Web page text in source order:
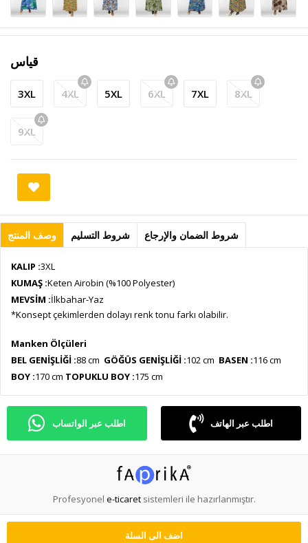
قياس
3XL 4XL 5XL 6XL 7XL 8XL
9XL
اضف الى السلة
وصف المنتج شروط التسليم شروط الضمان والإرجاع
KALIP :3XL
KUMAŞ :Keten Airobin (%100 Polyester)
MEVSİM :İlkbahar-Yaz
*Konsept çekimlerden dolayı renk tonu farkı olabilir.
Manken Ölçüleri
BEL GENİŞLİĞİ :88 cm GÖĞÜS GENİŞLİĞİ :102 cm BASEN :116 cm
BOY :170 cm TOPUKLU BOY :175 cm
اطلب عبر الواتساب اطلب عبر الهاتف
Profesyonel e-ticaretsistemleri ile hazırlanmıştır.